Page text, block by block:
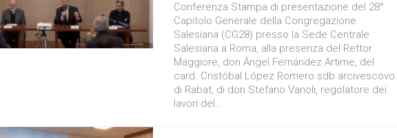
Conferenza Stampa di presentazione del 28°
Capitolo Generale della Congregazione
Salesiana (CG28) presso la Sede Centrale
Salesiana a Roma, alla presenza del Rettor
Maggiore, don Ángel Fernández Artime, del
card. Cristóbal López Romero sdb arcivescovo
di Rabat, di don Stefano Vanoli, regolatore dei
lavori del…